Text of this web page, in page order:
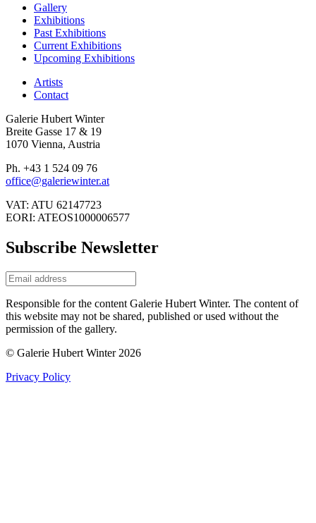
Gallery
Exhibitions
Past Exhibitions
Current Exhibitions
Upcoming Exhibitions
Artists
Contact
Galerie Hubert Winter
Breite Gasse 17 & 19
1070 Vienna, Austria
Ph. +43 1 524 09 76
office@galeriewinter.at
VAT: ATU 62147723
EORI: ATEOS1000006577
Subscribe Newsletter
Responsible for the content Galerie Hubert Winter. The content of
this website may not be shared, published or used without the
permission of the gallery.
© Galerie Hubert Winter 2026
Privacy Policy